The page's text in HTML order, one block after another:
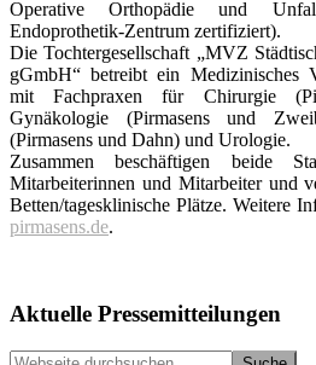
Operative Orthopädie und
Endoprothetik-Zentrum zertifiziert).
Die Tochtergesellschaft „MVZ
gGmbH“ betreibt ein Medizinisches
mit Fachpraxen für Chirurgie
Gynäkologie (Pirmasens und
(Pirmasens und Dahn) und Urologie.
Zusammen beschäftigen beide
Mitarbeiterinnen und Mitarbeiter und
Betten/tagesklinische Plätze. Weitere
pirmasens.de.
Seitenspalte
Aktuelle Pressemitteilungen
Webseite